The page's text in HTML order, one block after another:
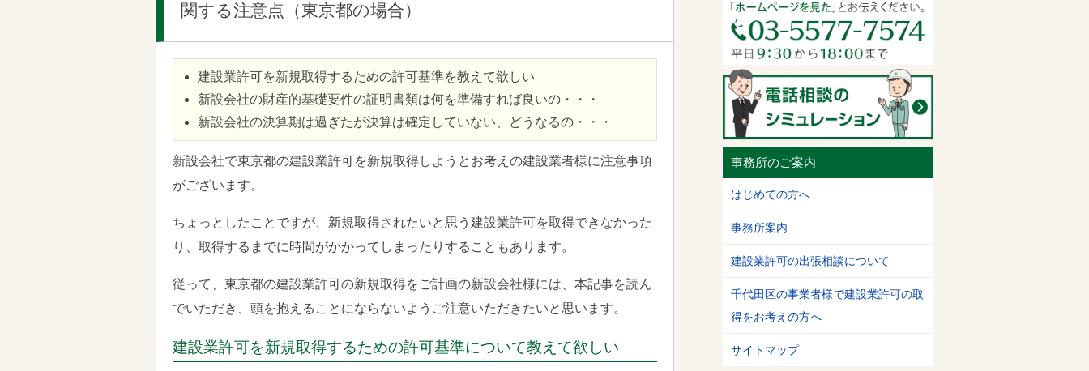
関する注意点（東京都の場合）
建設業許可を新規取得するための許可基準を教えて欲しい
新設会社の財産的基礎要件の証明書類は何を準備すれば良いの・・・
新設会社の決算期は過ぎたが決算は確定していない、どうなるの・・・
新設会社で東京都の建設業許可を新規取得しようとお考えの建設業者様に注意事項
がございます。
ちょっとしたことですが、新規取得されたいと思う建設業許可を取得できなかった
り、取得するまでに時間がかかってしまったりすることもあります。
従って、東京都の建設業許可の新規取得をご計画の新設会社様には、本記事を読ん
でいただき、頭を抱えることにならないようご注意いただきたいと思います。
建設業許可を新規取得するための許可基準について教えて欲しい
事務所のご案内
はじめての方へ
事務所案内
建設業許可の出張相談について
千代田区の事業者様で建設業許可の取
得をお考えの方へ
サイトマップ